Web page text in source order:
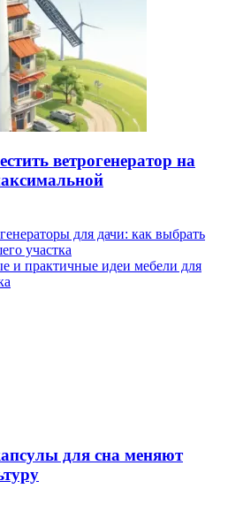
ветрогенератор на
для дачи: как выбрать
участка
и практичные идеи мебели для
для сна меняют